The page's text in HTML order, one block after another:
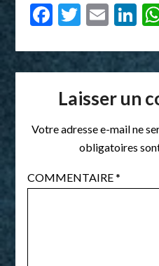
Facebook
Twitter
Laisser un
Votre adresse e-mail ne
obligatoires
COMMENTAIRE*